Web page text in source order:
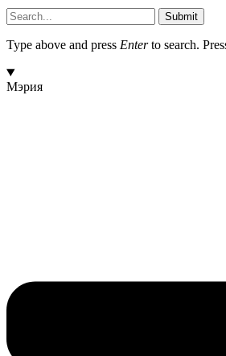
Submit
Type above and press Enterto search.
Мэрия